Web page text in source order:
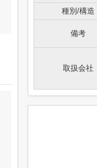
種別/構造
備考
取扱会社